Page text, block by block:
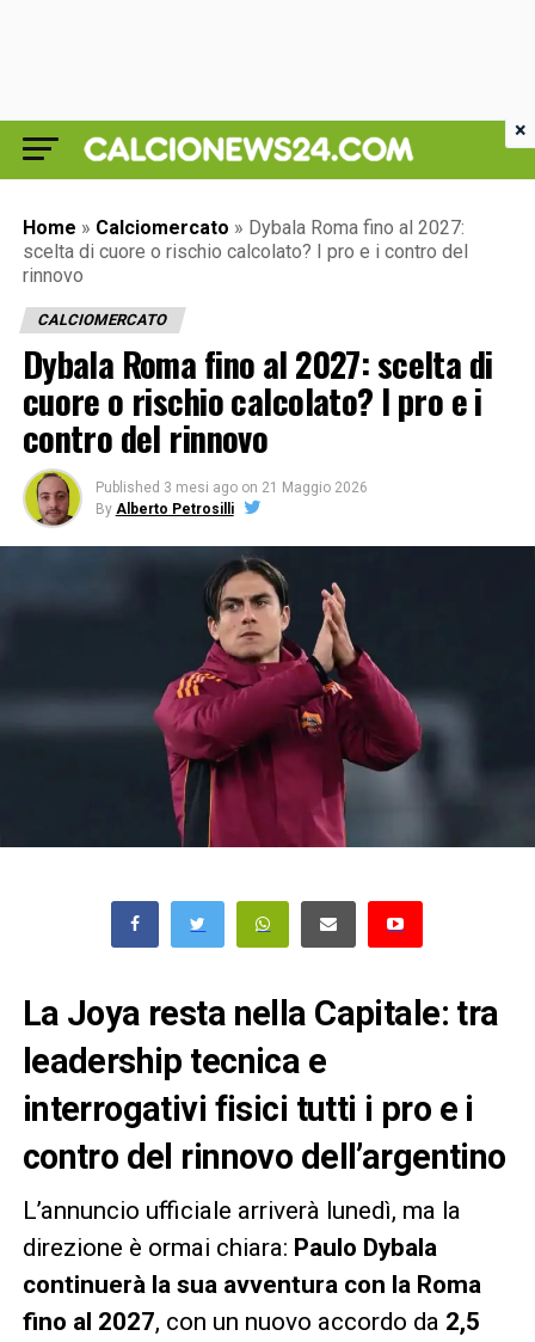
Home » Calciomercato » Dybala Roma fino al 2027:
scelta di cuore o rischio calcolato? I pro e i contro del
rinnovo
CALCIOMERCATO
Dybala Roma fino al 2027: scelta di
cuore o rischio calcolato? I pro e i
contro del rinnovo
Published 3 mesi ago on 21 Maggio 2026
By Alberto Petrosilli
La Joya resta nella Capitale: tra
leadership tecnica e
interrogativi fisici tutti i pro e i
contro del rinnovo dell’argentino
L’annuncio ufficiale arriverà lunedì, ma la
direzione è ormai chiara: Paulo Dybala
continuerà la sua avventura con la Roma
fino al 2027, con un nuovo accordo da 2,5
×